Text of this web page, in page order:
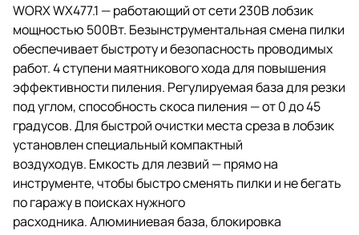
WORX WX477.1 — работающий от сети 230В лобзик
мощностью 500Вт. Безынструментальная смена пилки
обеспечивает быстроту и безопасность проводимых
работ. 4 ступени маятникового хода для повышения
эффективности пиления. Регулируемая база для резки
под углом, способность скоса пиления — от 0 до 45
градусов. Для быстрой очистки места среза в лобзик
установлен специальный компактный
воздуходув. Емкость для лезвий — прямо на
инструменте, чтобы быстро сменять пилки и не бегать
по гаражу в поисках нужного
расходника. Алюминиевая база, блокировка